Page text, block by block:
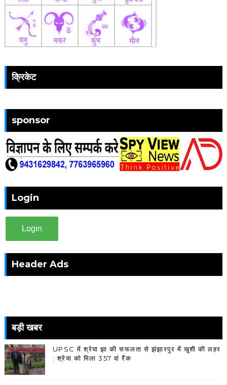
क्रिकेट
sponsor
Login
Login
Header Ads
बड़ी खबर
UPSC में श्रेया झा की सफलता से झंझारपुर में खुशी की लहर
: श्रेया को मिला 357 वां रैंक